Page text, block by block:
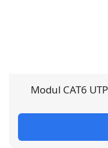
Modul CAT6